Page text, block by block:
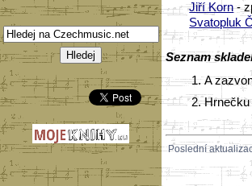
Jiří Korn-
Svatopluk
Seznam
1. A
2.
Poslední